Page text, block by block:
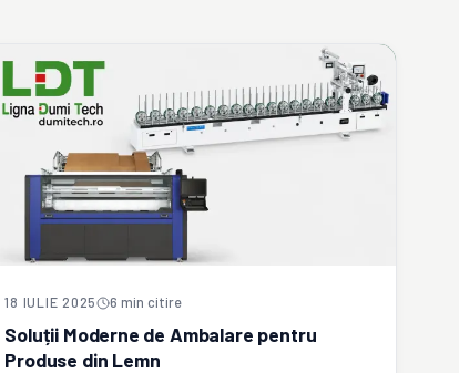
18 IULIE 2025 6 min citire
Soluții Moderne de Ambalare pentru
Produse din Lemn